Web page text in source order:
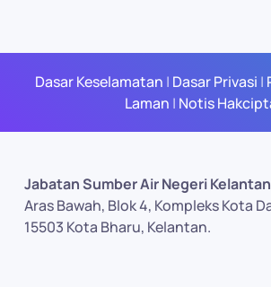
Dasar Keselamatan | Dasar Privasi |
Laman | Notis
Jabatan Sumber Air Negeri Kelantan
Aras Bawah, Blok 4, Kompleks Kota
15503 Kota Bharu, Kelantan.